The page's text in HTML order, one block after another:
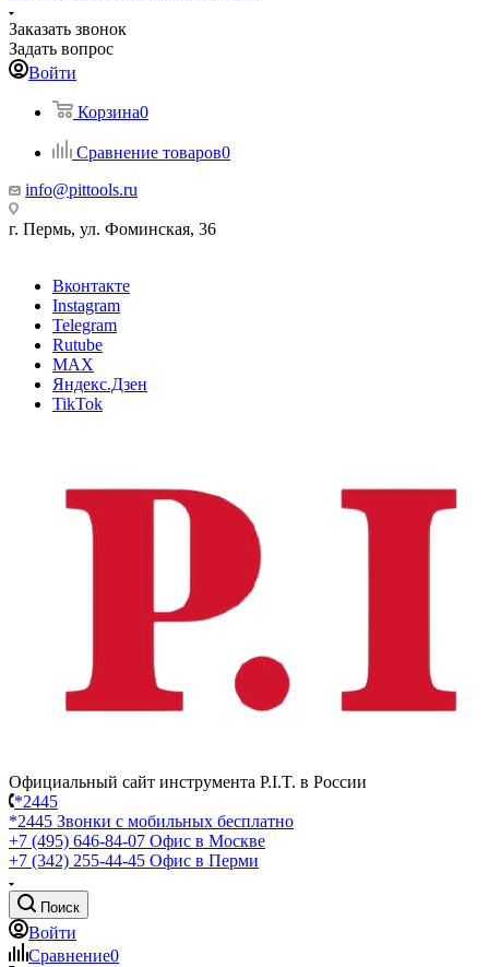
Заказать звонок
Задать вопрос
Войти
Корзина0
Сравнение товаров0
info@pittools.ru
г. Пермь, ул. Фоминская, 36
Вконтакте
Instagram
Telegram
Rutube
MAX
Яндекс.Дзен
TikTok
Официальный сайт инструмента P.I.T. в России
*2445
*2445 Звонки с мобильных бесплатно
+7 (495) 646-84-07 Офис в Москве
+7 (342) 255-44-45 Офис в Перми
Поиск
Войти
Сравнение0